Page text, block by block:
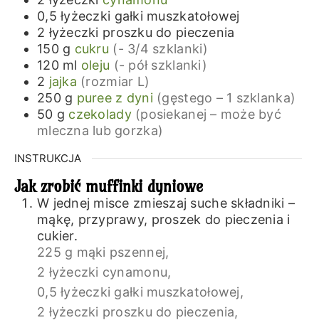
0,5 łyżeczki gałki muszkatołowej
2 łyżeczki proszku do pieczenia
150 g cukru (- 3/4 szklanki)
120 ml oleju (- pół szklanki)
2 jajka (rozmiar L)
250 g puree z dyni (gęstego – 1 szklanka)
50 g czekolady (posiekanej – może być
mleczna lub gorzka)
INSTRUKCJA
Jak zrobić muffinki dyniowe
W jednej misce zmieszaj suche składniki –
mąkę, przyprawy, proszek do pieczenia i
cukier.
225 g mąki pszennej,
2 łyżeczki cynamonu,
0,5 łyżeczki gałki muszkatołowej,
2 łyżeczki proszku do pieczenia,